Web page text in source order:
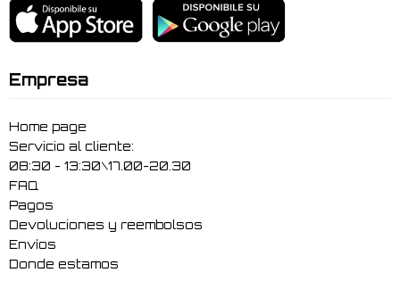
Empresa
Home page
Servicio al cliente:
08:30 - 13:30\17.00-20.30
FAQ
Pagos
Devoluciones y reembolsos
Envíos
Donde estamos